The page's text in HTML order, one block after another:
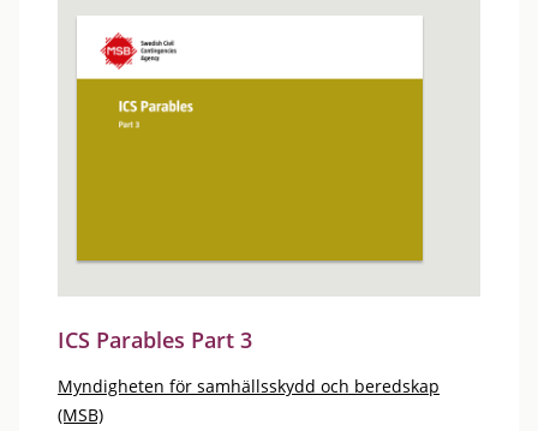
ICS Parables Part 3
Myndigheten för samhällsskydd och beredskap
(MSB)